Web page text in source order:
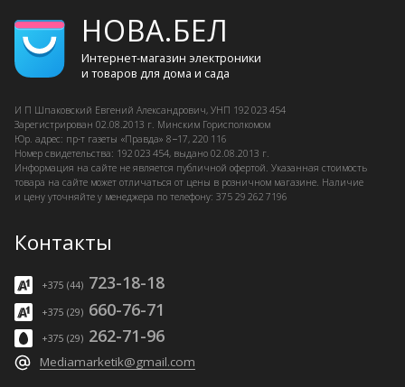
НОВА.БЕЛ
Интернет-магазин электроники
и товаров для дома и сада
И П Шпаковский Евгений Александрович, УНП 192 023 454
Зарегистрирован 02.08.2013 г. Минским Горисполкомом
Юр. адрес: пр-т газеты «Правда» 8−17, 220 116
Номер свидетельства: 192 023 454, выдано 02.08.2013 г.
Информация на сайте не является публичной офертой. Указанная стоимость
товара на сайте может отличаться от цены в розничном магазине. Наличие
и цену уточняйте у менеджера по телефону: 375 29 262 7196
Контакты
+375 (44) 723-18-18
+375 (29) 660-76-71
+375 (29) 262-71-96
Mediamarketik@gmail.com